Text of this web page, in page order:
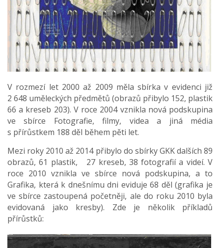
V rozmezí let 2000 až 2009 měla sbírka v evidenci již
2 648 uměleckých předmětů (obrazů přibylo 152, plastik
66 a kreseb 203). V roce 2004 vznikla nová podskupina
ve sbírce Fotografie, filmy, videa a jiná média
s přírůstkem 188 děl během pěti let.
Mezi roky 2010 až 2014 přibylo do sbírky GKK dalších 89
obrazů, 61 plastik, 27 kreseb, 38 fotografií a videí. V
roce 2010 vznikla ve sbírce nová podskupina, a to
Grafika, která k dnešnímu dni eviduje 68 děl (grafika je
ve sbírce zastoupená početněji, ale do roku 2010 byla
evidovaná jako kresby). Zde je několik příkladů
přírůstků: